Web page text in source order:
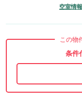
空室情
この物
条件